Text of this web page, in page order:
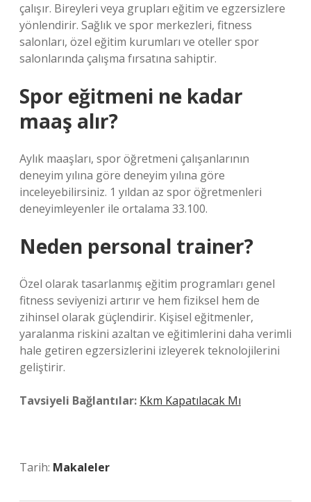
çalışır. Bireyleri veya grupları eğitim ve egzersizlere
yönlendirir. Sağlık ve spor merkezleri, fitness
salonları, özel eğitim kurumları ve oteller spor
salonlarında çalışma fırsatına sahiptir.
Spor eğitmeni ne kadar
maaş alır?
Aylık maaşları, spor öğretmeni çalışanlarının
deneyim yılına göre deneyim yılına göre
inceleyebilirsiniz. 1 yıldan az spor öğretmenleri
deneyimleyenler ile ortalama 33.100.
Neden personal trainer?
Özel olarak tasarlanmış eğitim programları genel
fitness seviyenizi artırır ve hem fiziksel hem de
zihinsel olarak güçlendirir. Kişisel eğitmenler,
yaralanma riskini azaltan ve eğitimlerini daha verimli
hale getiren egzersizlerini izleyerek teknolojilerini
geliştirir.
Tavsiyeli Bağlantılar: Kkm Kapatılacak Mı
Tarih: Makaleler